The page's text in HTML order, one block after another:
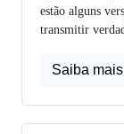
estão alguns
transmitir
Saiba mais